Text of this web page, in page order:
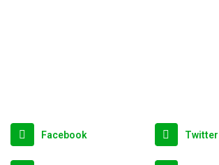
Facebook Twitter